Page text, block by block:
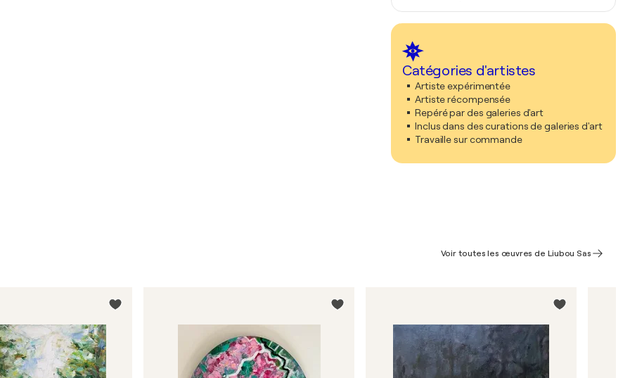
Catégories d'artistes
Artiste expérimentée
Artiste récompensée
Repéré par des galeries d'art
Inclus dans des curations de galeries d'art
Travaille sur commande
Voir toutes les œuvres de Liubou Sas